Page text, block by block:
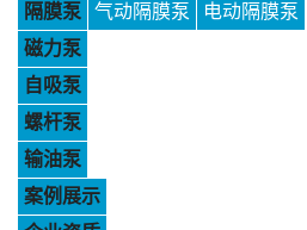
隔膜泵
气动隔膜泵
电动隔膜泵
磁力泵
自吸泵
螺杆泵
输油泵
案例展示